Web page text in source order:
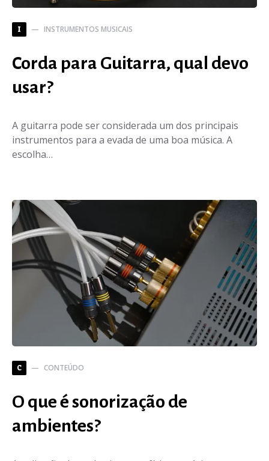
I INSTRUMENTOS MUSICAIS
Corda para Guitarra, qual devo
usar?
A guitarra pode ser considerada um dos principais
instrumentos para a evada de uma boa música. A
escolha…
C CONTEÚDO
O que é sonorização de
ambientes?